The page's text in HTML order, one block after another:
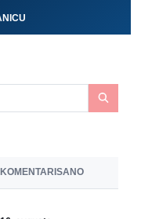
KOMENTARISANO